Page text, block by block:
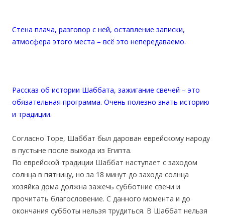
Стена плача, разговор с ней, оставление записки,
атмосфера этого места – всё это непередаваемо.
Рассказ об истории Шаббата, зажигание свечей – это
обязательная программа. Очень полезно знать историю
и традиции.
Согласно Торе, Шаббат был дарован еврейскому народу
в пустыне после выхода из Египта.
По еврейской традиции Шаббат наступает с заходом
солнца в пятницу, но за 18 минут до захода солнца
хозяйка дома должна зажечь субботние свечи и
прочитать благословение. С данного момента и до
окончания субботы нельзя трудиться. В Шаббат нельзя